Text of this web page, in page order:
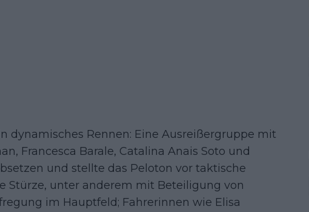
dynamisches Rennen: Eine Ausreißergruppe mit
Francesca Barale, Catalina Anais Soto und
und stellte das Peloton vor taktische
Stürze, unter anderem mit Beteiligung von
im Hauptfeld; Fahrerinnen wie Elisa